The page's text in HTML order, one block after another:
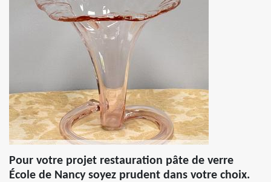
Pour votre projet restauration pâte de verre
École de Nancy soyez prudent dans votre choix.